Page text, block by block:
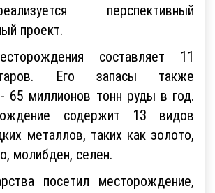
перспективный
проект.
составляет 11
Его запасы также
65 миллионов тонн руды в год.
содержит 13 видов
металлов, таких как золото,
молибден, селен.
посетил месторождение,